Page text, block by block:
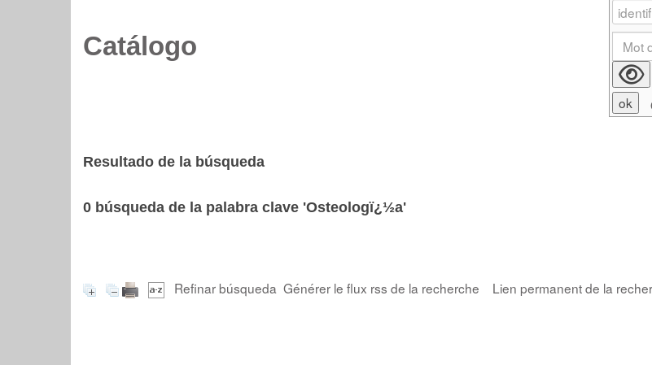
Catálogo
Resultado de la búsqueda
0 búsqueda de la palabra clave 'Osteologï¿½a'
Refinar búsqueda Générer le flux rss de la recherche Lien permanent de la